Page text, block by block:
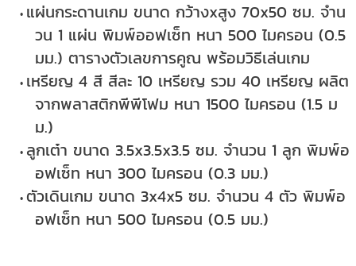
แผ่นกระดานเกม ขนาด กว้างxสูง 70x50 ซม. จำน
วน 1 แผ่น พิมพ์ออฟเซ็ท หนา 500 ไมครอน (0.5
มม.) ตารางตัวเลขการคูณ พร้อมวิธีเล่นเกม
เหรียญ 4 สี สีละ 10 เหรียญ รวม 40 เหรียญ ผลิต
จากพลาสติกพีพีโฟม หนา 1500 ไมครอน (1.5 ม
ม.)
ลูกเต๋า ขนาด 3.5x3.5x3.5 ซม. จำนวน 1 ลูก พิมพ์อ
อฟเซ็ท หนา 300 ไมครอน (0.3 มม.)
ตัวเดินเกม ขนาด 3x4x5 ซม. จำนวน 4 ตัว พิมพ์อ
อฟเซ็ท หนา 500 ไมครอน (0.5 มม.)